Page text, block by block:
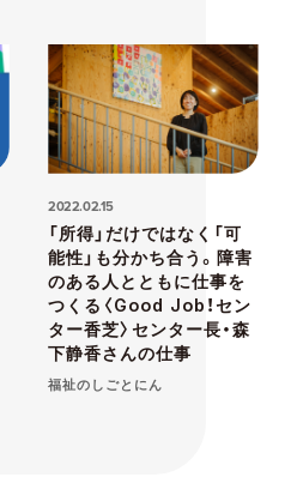
2022.02.15
「所得」だけではなく「可
能性」も分かち合う。障害
のある人とともに仕事を
つくる〈Good Job！セン
ター香芝〉センター長・森
下静香さんの仕事
福祉のしごとにん